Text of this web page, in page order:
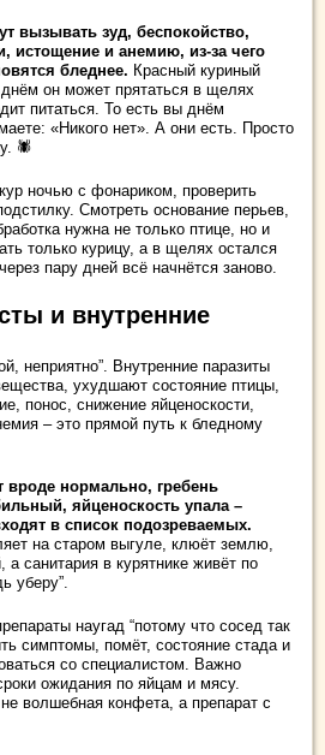
вызывать зуд, беспокойство,
истощение и анемию, из-за чего
бледнее. Красный куриный
он может прятаться в щелях
питаться. То есть вы днём
«Никого нет». А они есть. Просто
🕷️
ночью с фонариком, проверить
Смотреть основание перьев,
нужна не только птице, но и
только курицу, а в щелях остался
пару дней всё начнётся заново.
и внутренние
неприятно”. Внутренние паразиты
ухудшают состояние птицы,
понос, снижение яйценоскости,
– это прямой путь к бледному
вроде нормально, гребень
яйценоскость упала –
в список подозреваемых.
на старом выгуле, клюёт землю,
а санитария в курятнике живёт по
уберу”.
наугад “потому что сосед так
симптомы, помёт, состояние стада и
со специалистом. Важно
ожидания по яйцам и мясу.
волшебная конфета, а препарат с